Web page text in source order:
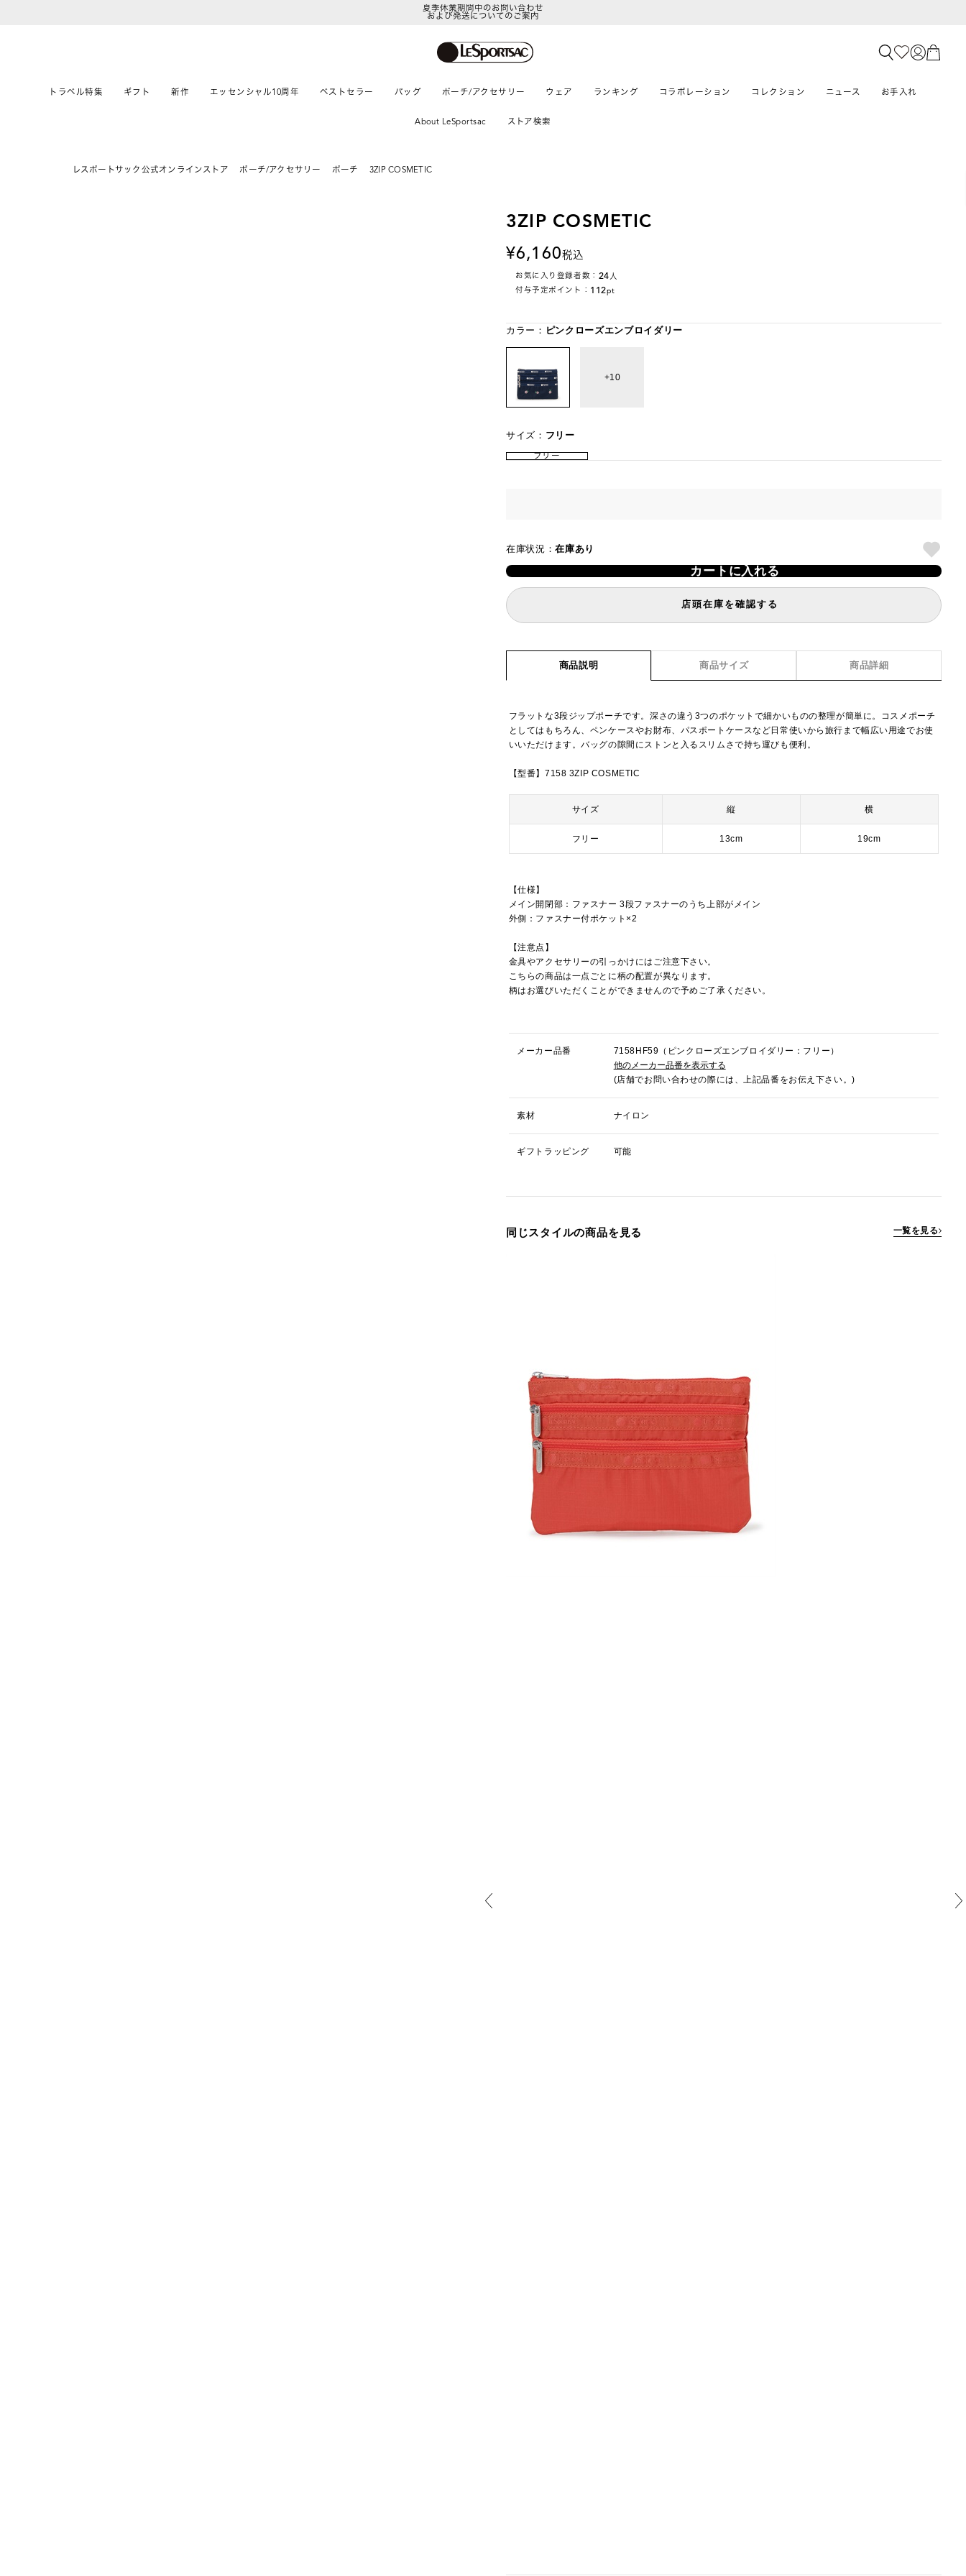
LeSportsac Member's Club
および発送についてのご案内
トラベル特集 ギフト 新作 エッセンシャル10周年 ベストセラー バッグ ポーチ/アクセサリー ウェア ランキング コラボレーション コレクション ニュース お手入れ
About LeSportsac ストア検索
レスポートサック公式オンラインストア ポーチ/アクセサリー ポーチ 3ZIP COSMETIC
3ZIP COSMETIC
6,160税込
お気に入り登録者数： 24人
付与予定ポイント： 112pt
カラー： ピンクローズエンブロイダリー
10
サイズ： フリー
フリー
在庫状況：在庫あり
カートに入れる
店頭在庫を確認する
商品説明 商品サイズ 商品詳細
フラットな3段ジップポーチです。深さの違う3つのポケットで細かいものの整理が簡単に。コスメポーチ
としてはもちろん、ペンケースやお財布、パスポートケースなど日常使いから旅行まで幅広い用途でお使
いいただけます。バッグの隙間にストンと入るスリムさで持ち運びも便利。
【型番】7158 3ZIP COSMETIC
サイズ 縦 横
フリー 13cm 19cm
【仕様】
メイン開閉部：ファスナー 3段ファスナーのうち上部がメイン
外側：ファスナー付ポケット×2
【注意点】
金具やアクセサリーの引っかけにはご注意下さい。
こちらの商品は一点ごとに柄の配置が異なります。
柄はお選びいただくことができませんので予めご了承ください。
メーカー品番
7158HF59（ピンクローズエンブロイダリー：フリー）
他のメーカー品番を表示する
(店舗でお問い合わせの際には、上記品番をお伝え下さい。)
素材 ナイロン
ギフトラッピング 可能
同じスタイルの商品を見る 一覧を見る